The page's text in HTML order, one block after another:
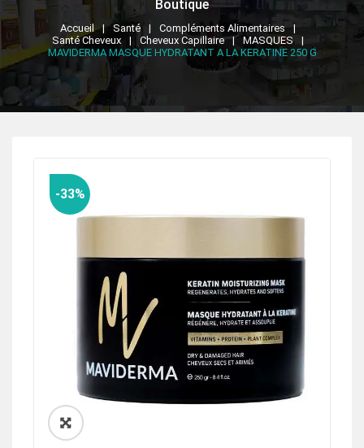
Boutique
Accueil Santé
Compléments Alimentaires
Santé Cheveux
Cheveux Capillaire
MASQUES
MAVIDERMA MASQUE HYDRATANT A LA KERATINE 250 G
🔍
-33%